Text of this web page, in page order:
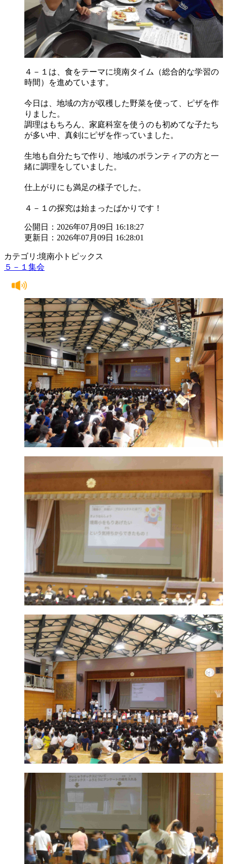
４－１は、食をテーマに境南タイム（総合的な学習の
時間）を進めています。
今日は、地域の方が収穫した野菜を使って、ピザを作
りました。
調理はもちろん、家庭科室を使うのも初めてな子たち
が多い中、真剣にピザを作っていました。
生地も自分たちで作り、地域のボランティアの方と一
緒に調理をしていました。
仕上がりにも満足の様子でした。
４－１の探究は始まったばかりです！
公開日：2026年07月09日 16:18:27
更新日：2026年07月09日 16:28:01
カテゴリ:境南小トピックス
５－１集会